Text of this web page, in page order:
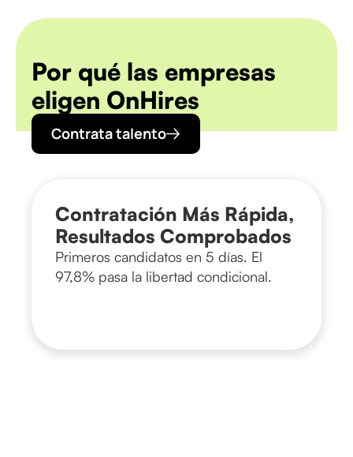
Por qué las empresas
eligen OnHires
Contrata talento
Contratación Más Rápida,
Resultados Comprobados
Primeros candidatos en 5 días. El
97,8% pasa la libertad condicional.